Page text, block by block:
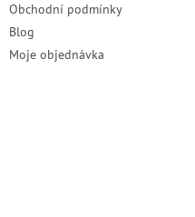
Obchodní podmínky
Blog
Moje objednávka